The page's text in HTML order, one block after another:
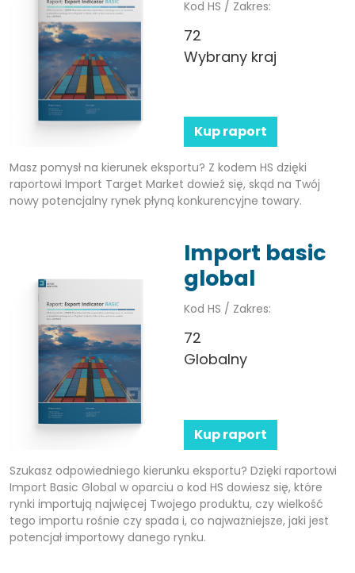
Kod HS / Zakres:
72
Wybrany kraj
Kup raport
Masz pomysł na kierunek eksportu? Z kodem HS dzięki
raportowi Import Target Market dowieź się, skąd na Twój
nowy potencjalny rynek płyną konkurencyjne towary.
Import basic
global
Kod HS / Zakres:
72
Globalny
Kup raport
Szukasz odpowiedniego kierunku eksportu? Dzięki raportowi
Import Basic Global w oparciu o kod HS dowiesz się, które
rynki importują najwięcej Twojego produktu, czy wielkość
tego importu rośnie czy spada i, co najważniejsze, jaki jest
potencjał importowy danego rynku.